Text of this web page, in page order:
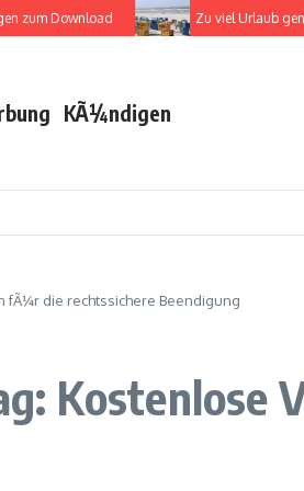
Download Zu viel Urlaub
KÃ¼ndigen
die rechtssichere Beendigung
Kostenlose